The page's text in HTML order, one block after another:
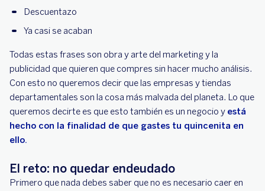
Descuentazo
Ya casi se acaban
Todas estas frases son obra y arte del marketing y la
publicidad que quieren que compres sin hacer mucho análisis.
Con esto no queremos decir que las empresas y tiendas
departamentales son la cosa más malvada del planeta. Lo que
queremos decirte es que esto también es un negocio y está
hecho con la finalidad de que gastes tu quincenita en
ello.
El reto: no quedar endeudado
Primero que nada debes saber que no es necesario caer en